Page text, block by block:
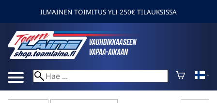
ILMAINEN TOIMITUS YLI 250€ TILAUKSISSA